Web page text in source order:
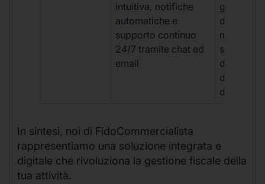
intuitiva, notifiche
automatiche e
supporto continuo
24/7 tramite chat ed
email
gestione
manuale,
supporto
durante
d’ufficio.
In sintesi, noi di FidoCommercialista
rappresentiamo una soluzione integrata e
digitale che rivoluziona la gestione fiscale della
tua attività.